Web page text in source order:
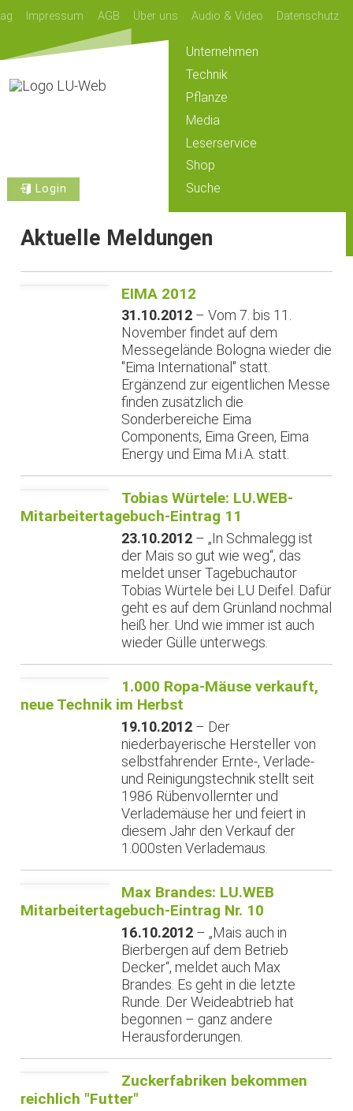
Impressum AGB Über uns Audio & Video Datenschutz
Login
Unternehmen
Technik
Pflanze
Media
Leserservice
Shop
Suche
Aktuelle Meldungen
EIMA 2012
31.10.2012 – Vom 7. bis 11.
November findet auf dem
Messegelände Bologna wieder die
"Eima International" statt.
Ergänzend zur eigentlichen Messe
finden zusätzlich die
Sonderbereiche Eima
Components, Eima Green, Eima
Energy und Eima M.i.A. statt.
Tobias Würtele: LU.WEB-
Mitarbeitertagebuch-Eintrag 11
23.10.2012 – „In Schmalegg ist
der Mais so gut wie weg“, das
meldet unser Tagebuchautor
Tobias Würtele bei LU Deifel. Dafür
geht es auf dem Grünland nochmal
heiß her. Und wie immer ist auch
wieder Gülle unterwegs.
1.000 Ropa-Mäuse verkauft,
neue Technik im Herbst
19.10.2012 – Der
niederbayerische Hersteller von
selbstfahrender Ernte-, Verlade-
und Reinigungstechnik stellt seit
1986 Rübenvollernter und
Verlademäuse her und feiert in
diesem Jahr den Verkauf der
1.000sten Verlademaus.
Max Brandes: LU.WEB
Mitarbeitertagebuch-Eintrag Nr. 10
16.10.2012 – „Mais auch in
Bierbergen auf dem Betrieb
Decker“, meldet auch Max
Brandes. Es geht in die letzte
Runde. Der Weideabtrieb hat
begonnen – ganz andere
Herausforderungen.
Zuckerfabriken bekommen
reichlich "Futter"